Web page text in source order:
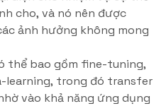
cho, và nó nên được
ảnh hưởng không mong
thể bao gồm fine-tuning,
learning, trong đó transfer
vào khả năng ứng dụng